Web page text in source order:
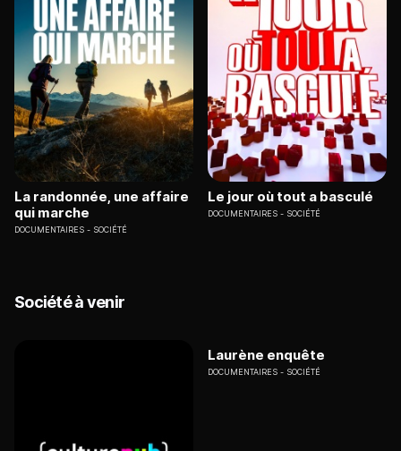
La randonnée, une affaire
qui marche
DOCUMENTAIRES SOCIÉTÉ
Le jour où tout a basculé
DOCUMENTAIRES SOCIÉTÉ
Société à venir
Laurène enquête
DOCUMENTAIRES SOCIÉTÉ